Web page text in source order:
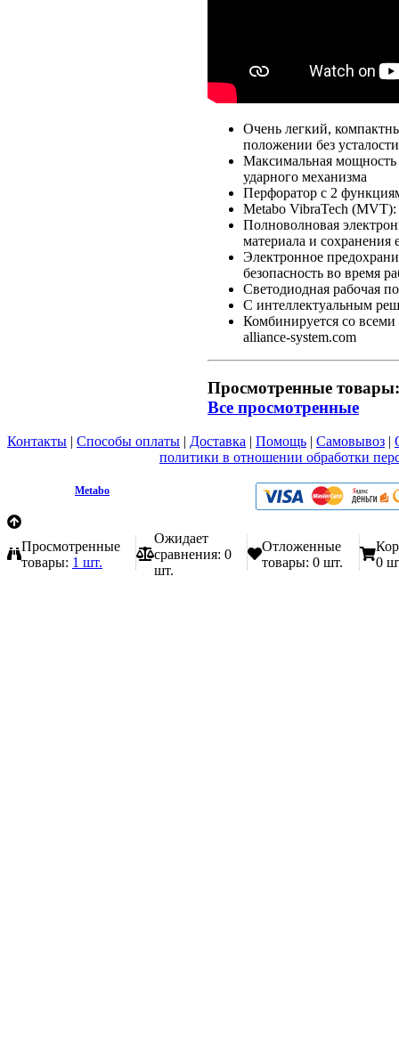
Очень легкий,
положении без усталости
Максимальная мощность
ударного механизма
Перфоратор с 2
Metabo VibraTech (MVT):
Полноволновая
материала и сохранения
Электронное
безопасность во время
Светодиодная рабочая
С интеллектуальным
Комбинируется со
alliance-system.com
Просмотренные товары:
Все просмотренные
Контакты | Способы оплаты | Доставка | Помощь | Самовывоз |
политики в отношении обработки
Metabo
Просмотренные
товары: 1 шт.
Ожидает
сравнения: 0
шт.
Отложенные
товары: 0 шт.
0